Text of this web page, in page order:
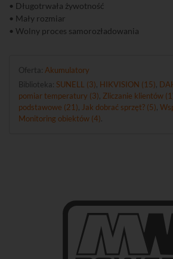
• Długotrwała żywotność
• Mały rozmiar
• Wolny proces samorozładowania
Oferta: Akumulatory
Biblioteka: SUNELL (3) HIKVISION (15)
pomiar temperatury (3) Zliczanie klientów
podstawowe (21)
Jak dobrać sprzęt? (5)
Monitoring obiektów (4)